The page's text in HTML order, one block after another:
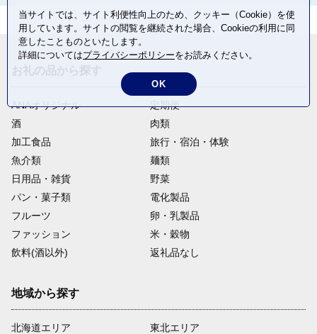
ANAオリジナル
定期便
酒
肉類
加工食品
旅行・宿泊・体験
魚介類
麺類
日用品・雑貨
野菜
パン・菓子類
電化製品
フルーツ
卵・乳製品
ファッション
米・穀物
飲料(酒以外)
返礼品なし
地域から探す
北海道エリア
東北エリア
当サイトでは、サイト利便性向上のため、クッキー（Cookie）を使
用しています。サイトの閲覧を継続された場合、Cookieの利用に同
意したことものといたします。
詳細についてはプライバシーポリシーをお読みください。
OK